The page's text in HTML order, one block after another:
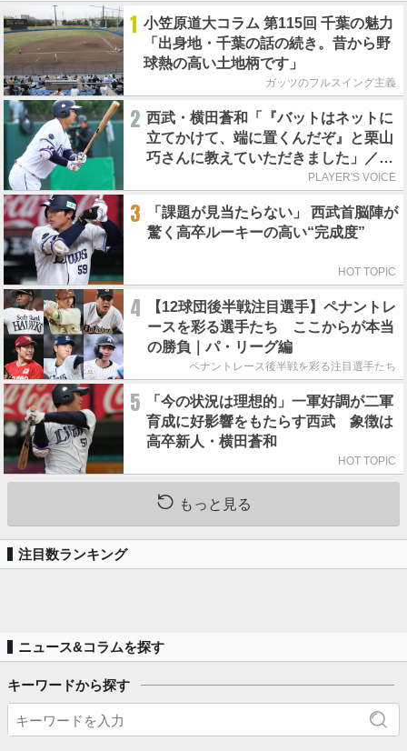
1 小笠原道大コラム 第115回 千葉の魅力
「出身地・千葉の話の続き。昔から野
球熱の高い土地柄です」
ガッツのフルスイング主義
2 西武・横田蒼和「『バットはネットに
立てかけて、端に置くんだぞ』と栗山
巧さんに教えていただきました」／憧
PLAYER'S VOICE
3
「課題が見当たらない」 西武首脳陣が
驚く高卒ルーキーの高い“完成度”
HOT TOPIC
4
【12球団後半戦注目選手】ペナントレ
ースを彩る選手たち ここからが本当
の勝負｜パ・リーグ編
ペナントレース後半戦を彩る注目選手たち
5
「今の状況は理想的」一軍好調が二軍
育成に好影響をもたらす西武 象徴は
高卒新人・横田蒼和
HOT TOPIC
もっと見る
注目数ランキング
ニュース&コラムを探す
キーワードから探す